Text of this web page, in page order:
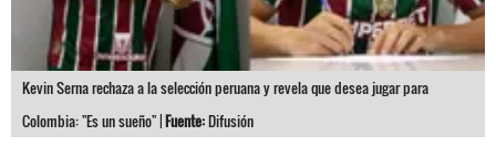
Kevin Serna rechaza a la selección peruana y revela que desea jugar para
Colombia: "Es un sueño" |Fuente:Difusión